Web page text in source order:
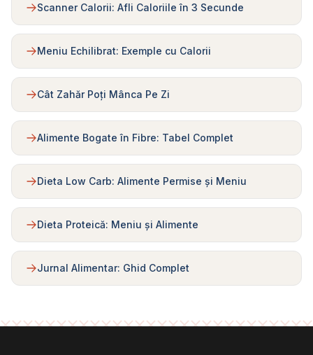
Scanner Calorii: Afli Caloriile în 3 Secunde
Meniu Echilibrat: Exemple cu Calorii
Cât Zahăr Poți Mânca Pe Zi
Alimente Bogate în Fibre: Tabel Complet
Dieta Low Carb: Alimente Permise și Meniu
Dieta Proteică: Meniu și Alimente
Jurnal Alimentar: Ghid Complet